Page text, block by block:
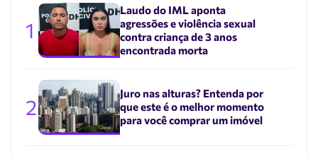
1
Laudo do IML aponta
agressões e violência sexual
contra criança de 3 anos
encontrada morta
2
Juro nas alturas? Entenda por
que este é o melhor momento
para você comprar um imóvel